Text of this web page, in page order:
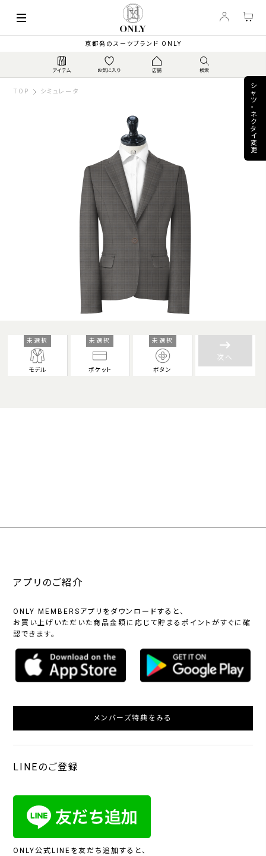
京都発のスーツブランド ONLY
TOP シミュレータ
【春夏】エアーストレッ... PRICE
シ
ャ
ツ
・
ネ
ク
タ
イ
変
更
モデル
未選択
ポケット
未選択
ボタン
未選択 keyboard_backspace
次へ
アプリのご紹介
ONLY MEMBERSアプリをダウンロードすると、
お買い上げいただいた商品金額に応じて貯まるポイントがすぐに確
認できます。
メンバーズ特典をみる
LINEのご登録
ONLY公式LINEを友だち追加すると、